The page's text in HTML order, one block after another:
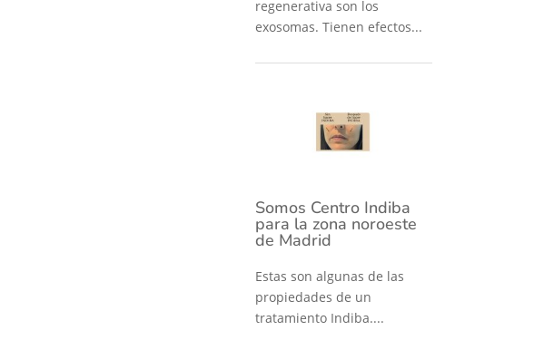
regenerativa son los
exosomas. Tienen efectos...
Somos Centro Indiba
para la zona noroeste
de Madrid
Estas son algunas de las
propiedades de un
tratamiento Indiba....